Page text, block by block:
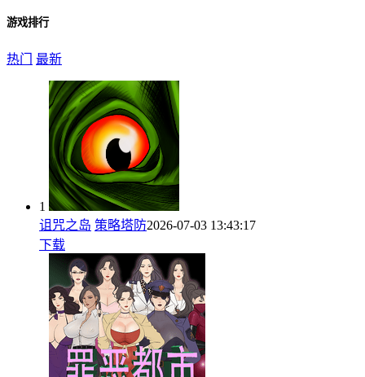
游戏排行
热门 最新
1
诅咒之岛 策略塔防2026-07-03 13:43:17
下载